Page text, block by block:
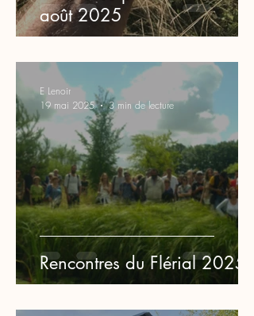
août 2025
Rencontres du Flérial 2025
E Lenoir
19 mai 2025
3 min de lecture